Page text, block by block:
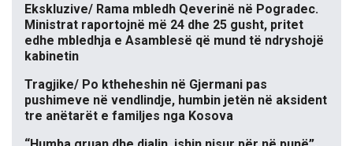
Ekskluzive/ Rama mbledh Qeverinë në Pogradec.
Ministrat raportojnë më 24 dhe 25 gusht, pritet
edhe mbledhja e Asamblesë që mund të ndryshojë
kabinetin
Tragjike/ Po ktheheshin në Gjermani pas
pushimeve në vendlindje, humbin jetën në aksident
tre anëtarët e familjes nga Kosova